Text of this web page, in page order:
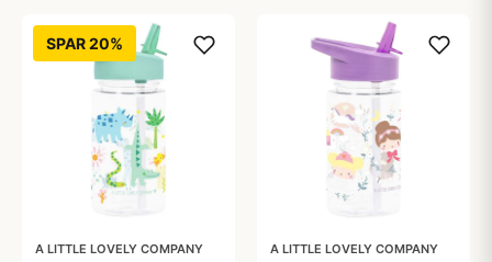
SPAR 20%
A LITTLE LOVELY COMPANY A LITTLE LOVELY COMPANY